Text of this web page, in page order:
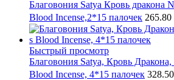
Благовония Satya Кровь дракона
Blood Incense,2*15 палочек 265.80
Быстрый просмотр
Благовония Satya, Кровь
Blood Incense, 4*15 палочек